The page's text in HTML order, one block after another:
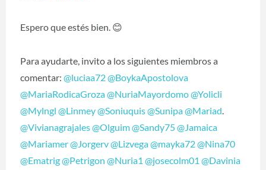
Espero que estés bien. 😊
Para ayudarte, invito a los siguientes miembros a
comentar: @luciaa72@BoykaApostolova
@MariaRodicaGroza@NuriaMayordomo@Yolicli
@Mylngl @Linmey@Soniuquis@Sunipa@Mariad
@Vivianagrajales@Olguim@Sandy75@Jamaica
@Mariamer@Jorgerv@Lizvega@mayka72@Nina70
@Ematrig@Petrigon @Nuria1 @josecolm01 @Davinia